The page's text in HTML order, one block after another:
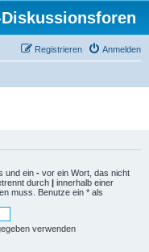
Anmelden
Registrieren
und ein - vor ein Wort, das nicht
durch | innerhalb einer
muss. Benutze ein * als
verwenden